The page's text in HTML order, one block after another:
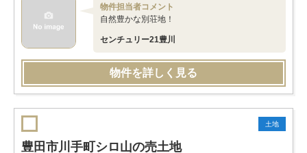
物件担当者コメント
自然豊かな別荘地！
センチュリー21豊川
物件を詳しく見る
土地
豊田市川手町シロ山の売土地